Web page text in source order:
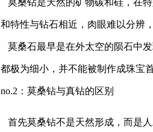
莫桑钻是天然的矿物碳和硅，在
和特性与钻石相近，肉眼难以分辨
莫桑石最早是在外太空的陨石中
都极为细小，并不能被制作成珠宝
no.2： 莫桑钻与真钻的区别
首先莫桑钻不是天然形成，而是